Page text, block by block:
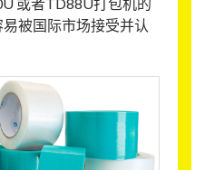
被国际市场接受并认